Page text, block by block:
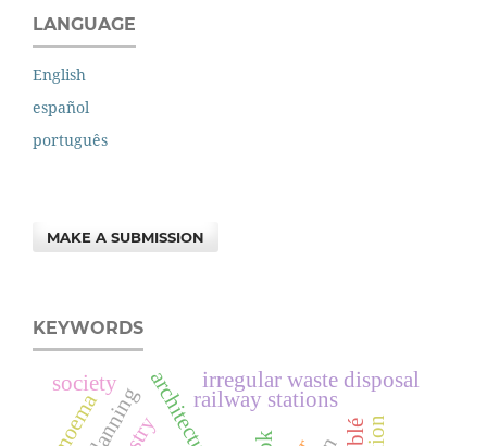
LANGUAGE
English
español
português
MAKE A SUBMISSION
KEYWORDS
railway stations
irregular waste disposal
society
moema